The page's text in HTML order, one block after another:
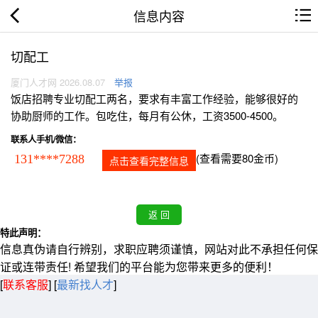
信息内容
切配工
厦门人才网 2026.08.07 举报
饭店招聘专业切配工两名，要求有丰富工作经验，能够很好的
协助厨师的工作。包吃住，每月有公休，工资3500-4500。
联系人手机/微信：
131****7288 点击查看完整信息 (查看需要80金币)
特此声明：
信息真伪请自行辨别，求职应聘须谨慎，网站对此不承担任何保
证或连带责任! 希望我们的平台能为您带来更多的便利！
[联系客服] [最新找人才]